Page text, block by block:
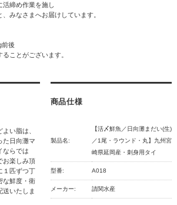
活締め作業を施し
みなさまへお届けしています。
前後
ことがございます。
い脂は、
た日向灘マ
ならでは
お楽しみ頂
１匹ずつ丁
な鮮度・衛
送いたしま
商品仕様
製品名:
【活〆鮮魚／日向灘まだい(生)
／1尾・ラウンド・丸】九州宮
崎県延岡産・刺身用タイ
型番: A018
メーカー: 請関水産